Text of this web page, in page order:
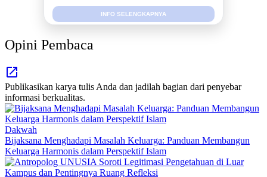
INFO SELENGKAPNYA
Opini Pembaca
Publikasikan karya tulis Anda dan jadilah bagian dari penyebar
informasi berkualitas.
Dakwah
Bijaksana Menghadapi Masalah Keluarga: Panduan Membangun
Keluarga Harmonis dalam Perspektif Islam